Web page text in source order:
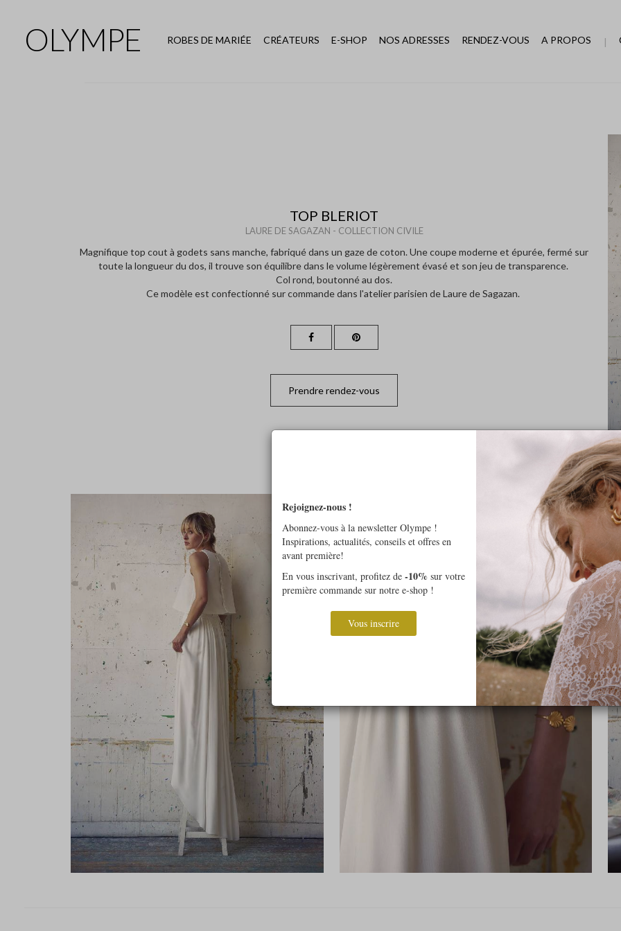
Rejoignez-nous !
Abonnez-vous à la newsletter Olympe !
Inspirations, actualités, conseils et offres en
avant première!
En vous inscrivant, profitez de -10%sur votre
première commande sur notre e-shop !
Vous inscrire
OLYMPE ROBES DE MARIÉE CRÉATEURS E-SHOP NOS ADRESSES RENDEZ-VOUS A PROPOS
TOP BLERIOT
LAURE DE SAGAZAN - COLLECTION CIVILE
Magnifique top cout à godets sans manche, fabriqué dans un gaze de coton. Une coupe moderne et épurée, fermé sur
toute la longueur du dos, il trouve son équilibre dans le volume légèrement évasé et son jeu de transparence.
Col rond, boutonné au dos.
Ce modèle est confectionné sur commande dans l'atelier parisien de Laure de Sagazan.
Prendre rendez-vous